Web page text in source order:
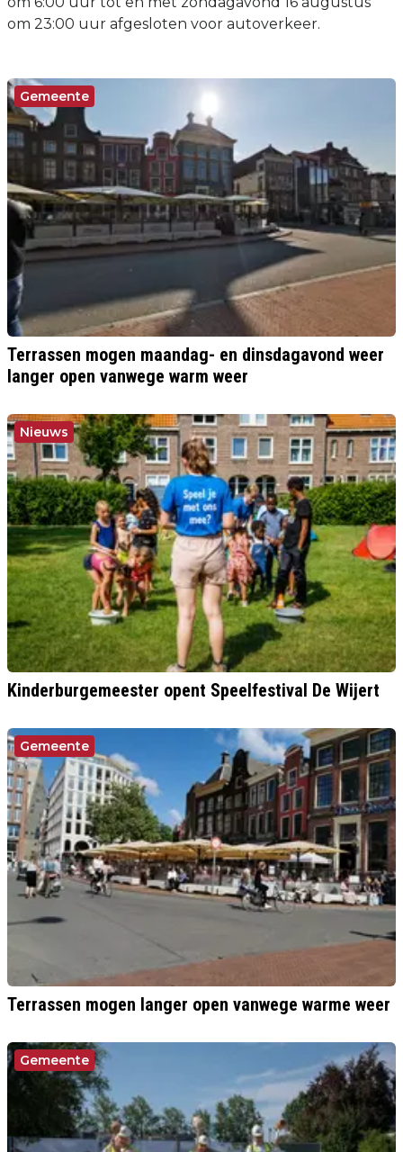
om 23:00 uur afgesloten voor autoverkeer.
Gemeente
Terrassen mogen maandag- en dinsdagavond weer
langer open vanwege warm weer
Nieuws
Kinderburgemeester opent Speelfestival De Wijert
Gemeente
Terrassen mogen langer open vanwege warme weer
Gemeente